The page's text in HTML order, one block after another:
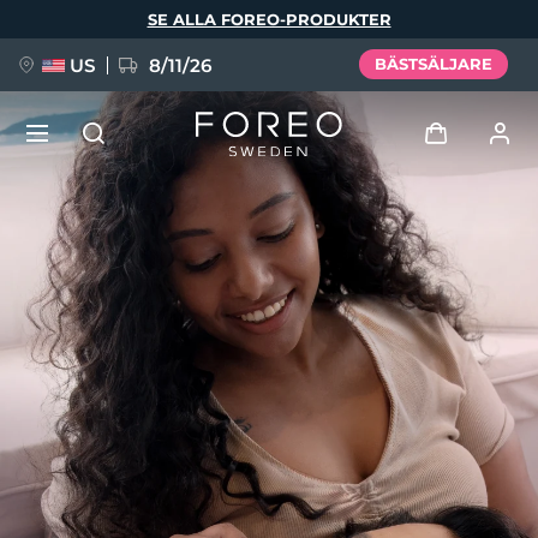
SE ALLA FOREO-PRODUKTER
US 8/11/26 BÄSTSÄLJARE
Logga in
Användarprofil
Mina enheter
Mina beställningar
Mina adresser
Mina prenumerationer
NYHET
FAQ™ Pure Beauty-Tech Elixir
BREAKING NEWS
issa™ Teeth Whitening Set
Språk
English Deutsch
Español
Français
Italiano
Português
Polski
Svenska
Русский
Türkçe
简体中文 繁體中文